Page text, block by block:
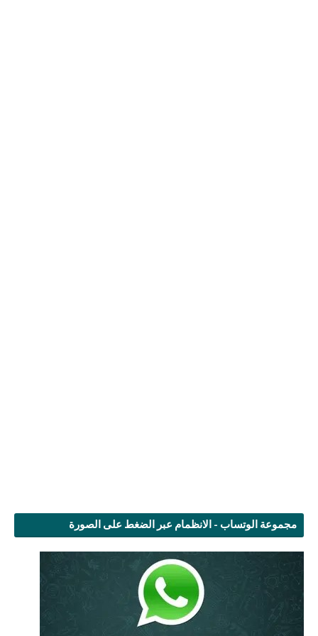
مجموعة الوتساب - الانظمام عبر الضغط على الصورة